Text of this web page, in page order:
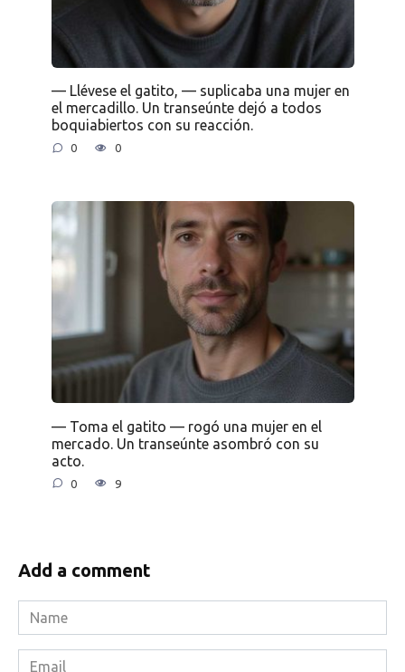
— Llévese el gatito, — suplicaba una mujer en
el mercadillo. Un transeúnte dejó a todos
boquiabiertos con su reacción.
0 0
— Toma el gatito — rogó una mujer en el
mercado. Un transeúnte asombró con su
acto.
0 9
Add a comment
Name
*
Email